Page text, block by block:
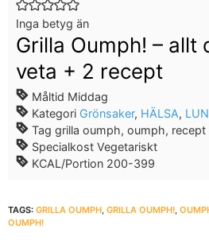
Inga betyg än
Grilla Oumph! – allt
veta + 2 recept
Måltid Middag
Kategori Grönsaker, HÄLSA,
Tag grilla oumph, oumph, recept
Specialkost Vegetariskt
KCAL/Portion 200-399
TAGS: GRILLA OUMPH GRILLA OUMPH!
OUMPH!